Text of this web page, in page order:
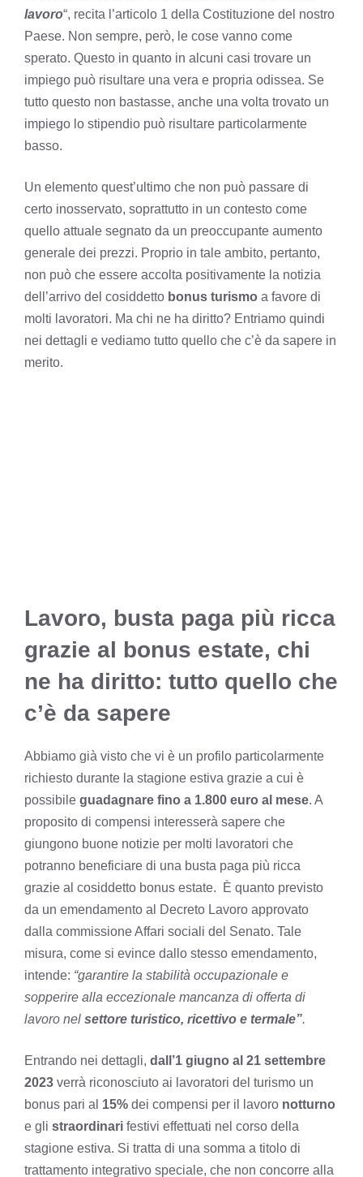
lavoro“, recita l’articolo 1 della Costituzione del nostro
Paese. Non sempre, però, le cose vanno come
sperato. Questo in quanto in alcuni casi trovare un
impiego può risultare una vera e propria odissea. Se
tutto questo non bastasse, anche una volta trovato un
impiego lo stipendio può risultare particolarmente
basso.
Un elemento quest’ultimo che non può passare di
certo inosservato, soprattutto in un contesto come
quello attuale segnato da un preoccupante aumento
generale dei prezzi. Proprio in tale ambito, pertanto,
non può che essere accolta positivamente la notizia
dell’arrivo del cosiddetto bonus turismo a favore di
molti lavoratori. Ma chi ne ha diritto? Entriamo quindi
nei dettagli e vediamo tutto quello che c’è da sapere in
merito.
Lavoro, busta paga più ricca
grazie al bonus estate, chi
ne ha diritto: tutto quello che
c’è da sapere
Abbiamo già visto che vi è un profilo particolarmente
richiesto durante la stagione estiva grazie a cui è
possibile guadagnare fino a 1.800 euro al mese. A
proposito di compensi interesserà sapere che
giungono buone notizie per molti lavoratori che
potranno beneficiare di una busta paga più ricca
grazie al cosiddetto bonus estate. È quanto previsto
da un emendamento al Decreto Lavoro approvato
dalla commissione Affari sociali del Senato. Tale
misura, come si evince dallo stesso emendamento,
intende: “garantire la stabilità occupazionale e
sopperire alla eccezionale mancanza di offerta di
lavoro nel settore turistico, ricettivo e termale”.
Entrando nei dettagli, dall’1 giugno al 21 settembre
2023 verrà riconosciuto ai lavoratori del turismo un
bonus pari al 15% dei compensi per il lavoro notturno
e gli straordinari festivi effettuati nel corso della
stagione estiva. Si tratta di una somma a titolo di
trattamento integrativo speciale, che non concorre alla